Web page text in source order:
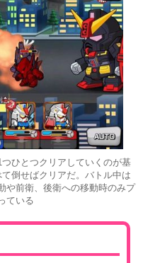
ひとつクリアしていくのが基
倒せばクリアだ。バトル中は
や前衛、後衛への移動時のみプ
ている